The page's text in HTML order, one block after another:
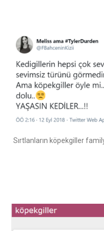
Sırtlanların köpekgiller